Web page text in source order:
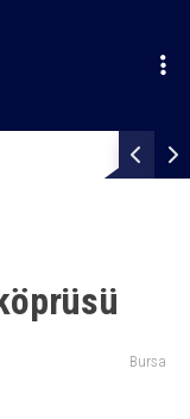
Bursa